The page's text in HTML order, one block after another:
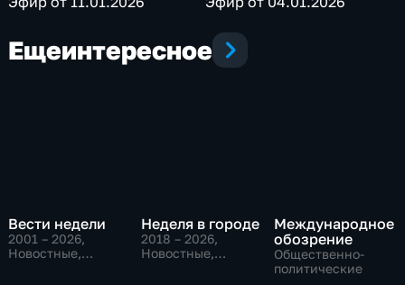
Ещеинтересное
Вести недели
2001 – 2026,
Новостные,
Неделя в городе
2018 – 2026,
Новостные,
Международное
обозрение
Общественно-
политические